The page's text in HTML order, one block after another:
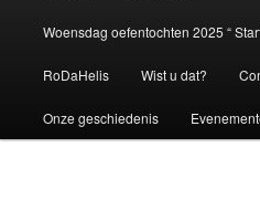
Woensdag oefentochten 2025 “
RoDaHelis Wist u dat?
Onze geschiedenis